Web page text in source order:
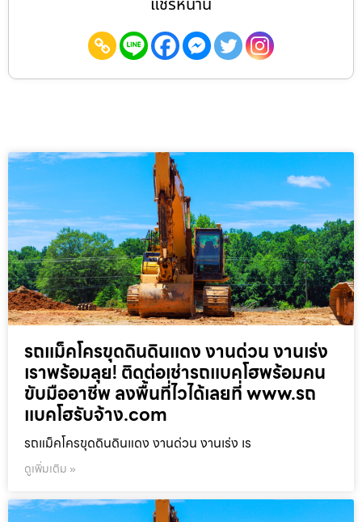
แชร์หน้านี้
รถแม็คโครขุดดินดินแดง งานด่วน งานเร่ง
เราพร้อมลุย! ติดต่อเช่ารถแบคโฮพร้อมคน
ขับมืออาชีพ ลงพื้นที่ไวได้เลยที่ www.รถ
แบคโฮรับจ้าง.com
รถแม็คโครขุดดินดินแดง งานด่วน งานเร่ง เร
ดูเพิ่มเติม »